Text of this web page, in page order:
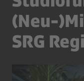
(Neu-
SRG